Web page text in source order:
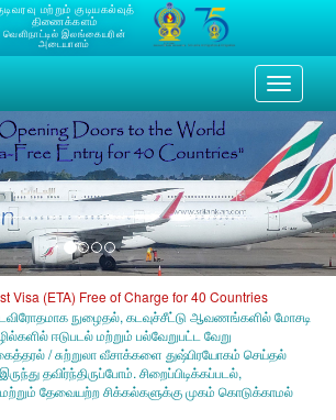
மற்றும் குடியகல்வுத்
திணைக்களம்
வெளிநாட்டில் இலங்கையரின்
அடையாளம்
Toggle
Visa (ETA) Free of Charge for 40 Countries
நுழைதல், கடவுச்சீட்டு ஆவணங்களில் மோசடி
ஈடுபடல் மற்றும் பல்வேறுபட்ட வேறு
/ சுற்றுலா வீசாக்களை துஷ்பிரயோகம் செய்தல்
தவிர்ந்திருப்போம். சிறைப்பிடிக்கப்படல்,
தேவையற்ற சிக்கல்களுக்கு முகம் கொடுக்காமல்